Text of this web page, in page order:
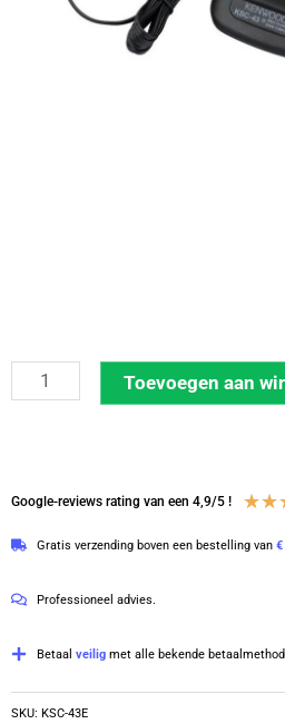
Kenwood
1-
lader
KSC-
Toevoegen aan
Google-reviews rating van een 4,9/5 ! ★★
Gratis verzending boven een bestelling van €
Professioneel advies.
Betaal veilig met alle bekende
SKU: KSC-43E